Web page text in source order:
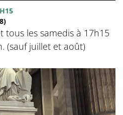
tous les samedis à 17h15
(sauf juillet et août)